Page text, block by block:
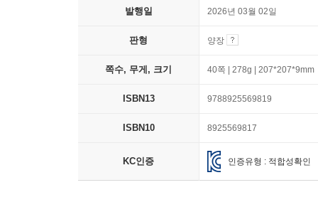
발행일 2026년 03월 02일
판형 양장
쪽수, 무게, 크기 40쪽 | 278g | 207*207*9mm
ISBN13 9788925569819
ISBN10 8925569817
KC인증 인증유형 : 적합성확인